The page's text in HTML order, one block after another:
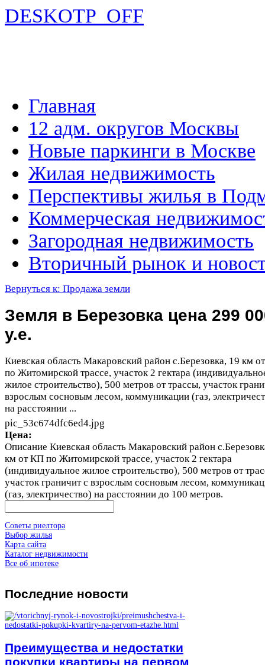
DESKOTP_OFF
Главная
12 адм. округов Москвы
Новые паркинги в Москве
Жилая недвижимость
Перспективы жилья в
Коммерческая
Загородная недвижимость
Вторичный рынок и
Вернуться к: Продажа земли
Земля в Березовка цена 299
у.е.
Киевская область Макаровский район с.Березовка, 19 км
по Житомирской трассе, участок 2 гектара
жилое строительство), 500 метров от трассы, участок
взрослым сосновым лесом, коммуникации (газ,
на расстоянии ...
pic_53c674dfc6ed4.jpg
Цена:
Описание Киевская область Макаровский район
км от КП по Житомирской трассе, участок 2 гектара
(индивидуальное жилое строительство), 500 метров от
участок граничит с взрослым сосновым лесом,
(газ, электричество) на расстоянии до 100 метров.
Советы риелтора
Выбор жилья
Карта сайта
Каталог недвижимости
Все об ипотеке
Последние новости
Преимущества и недостатки
покупки квартиры на первом